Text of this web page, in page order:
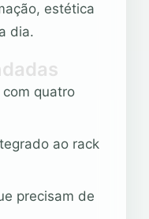
estética
dia.
quatro
ao rack
precisam de